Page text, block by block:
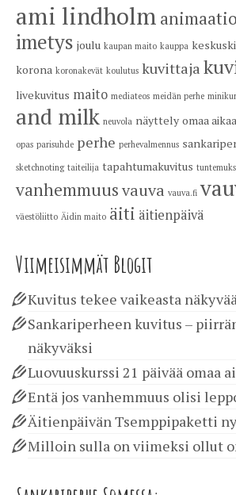
ami lindholm animaatio
imetys joulu kaupan maito kauppa
korona koronakevät koulutus kuvittaja
livekuvitus maito mediateos meidän perhe
and milk neuvola näyttely omaa aikaa
opas parisuhde perhe perhevalmennus
sketchnoting taiteilija tapahtumakuvitus
vanhemmuusvauva vauva.fi
väestöliitto Äidin maito äiti äitienpäivä
Viimeisimmät Blogit
Kuvitus tekee vaikeasta
Sankariperheen kuvitus –
näkyväksi
Luovuuskurssi 21 päivää omaa
Entä jos vanhemmuus olisi
Äitienpäivän Tsemppipaketti
Milloin sulla on viimeksi ollut